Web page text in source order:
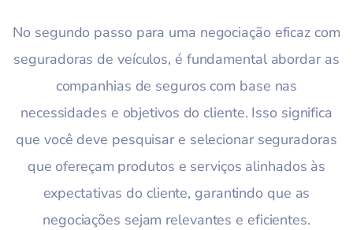
No segundo passo para uma negociação eficaz com
seguradoras de veículos, é fundamental abordar as
companhias de seguros com base nas
necessidades e objetivos do cliente. Isso significa
que você deve pesquisar e selecionar seguradoras
que ofereçam produtos e serviços alinhados às
expectativas do cliente, garantindo que as
negociações sejam relevantes e eficientes.